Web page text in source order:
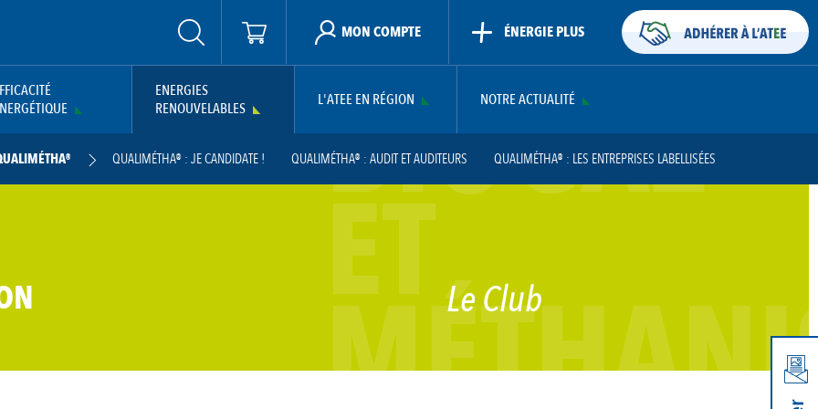
MON COMPTE ÉNERGIE PLUS
ENERGIES
RENOUVELABLES
L'ATEE EN RÉGION NOTRE ACTUALITÉ
QUALIMÉTHA® : JE CANDIDATE ! QUALIMÉTHA® : AUDIT ET AUDITEURS
QUALIMÉTHA® : LES ENTREPRISES LABELLISÉES
BIOGAZ
ET Le Club